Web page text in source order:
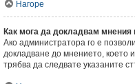
Нагоре
Как мога да докладвам мнения
Ако администратора го е
докладване до мнението, което
трябва да следвате указаните